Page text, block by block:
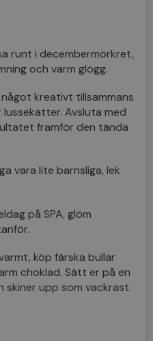
runt i decembermörkret,
och varm glögg.
kreativt tillsammans
Avsluta med
framför den tända
vara lite barnsliga, lek
på SPA, glöm
köp färska bullar
choklad. Sätt er på en
skiner upp som vackrast.